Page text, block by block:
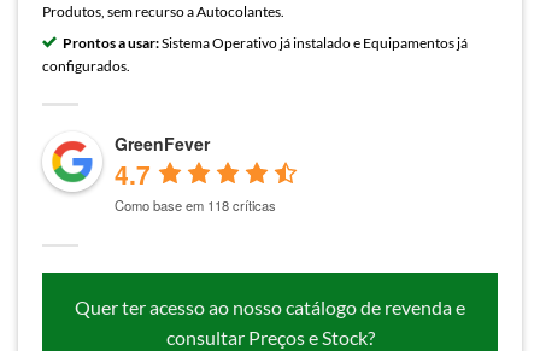
Produtos, sem recurso a Autocolantes.
Prontos a usar:Sistema Operativo já instalado e Equipamentos já
configurados.
GreenFever
4.7
Como base em 118 críticas
Quer ter acesso ao nosso catálogo de revenda e
consultar Preços e Stock?